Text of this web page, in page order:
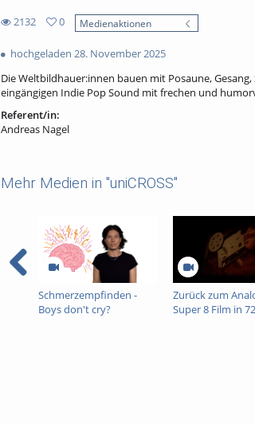
2132
views
0
favorites
Medienaktionen
hochgeladen 28. November 2025
Die Weltbildhauer:innen bauen mit Posaune,
eingängigen Indie Pop Sound mit frechen und
Referent/in:
Andreas Nagel
Mehr Medien in "uniCROSS"
Schmerzempfinden -
Boys don't cry?
Zurück zum
Super 8 Film in 72